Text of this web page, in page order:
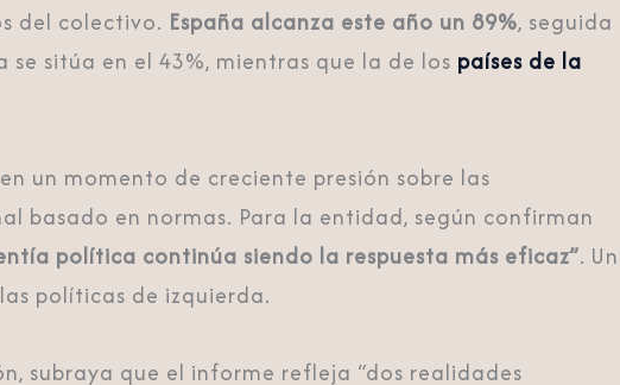
del colectivo. España alcanza este año un 89%, seguida
sitúa en el 43%, mientras que la de los países de la
un momento de creciente presión sobre las
basado en normas. Para la entidad, según confirman
política continúa siendo la respuesta más eficaz”. Un
políticas de izquierda.
subraya que el informe refleja “dos realidades